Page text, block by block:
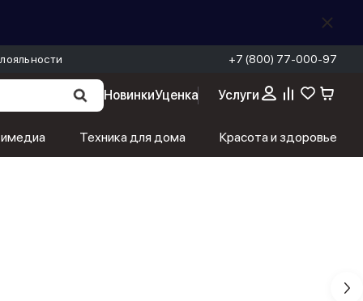
+7 (800) 77-000-97
НовинкиУценка Услуги
Техника для дома Красота и здоровье